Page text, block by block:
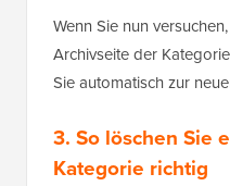
Wenn Sie nun
Archivseite der
Sie automatisch zur
3. So löschen Sie
Kategorie richtig